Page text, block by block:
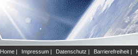
Home | Impressum | Datenschutz | Barrierefreiheit |